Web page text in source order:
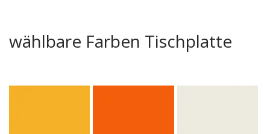
wählbare Farben Tischplatte